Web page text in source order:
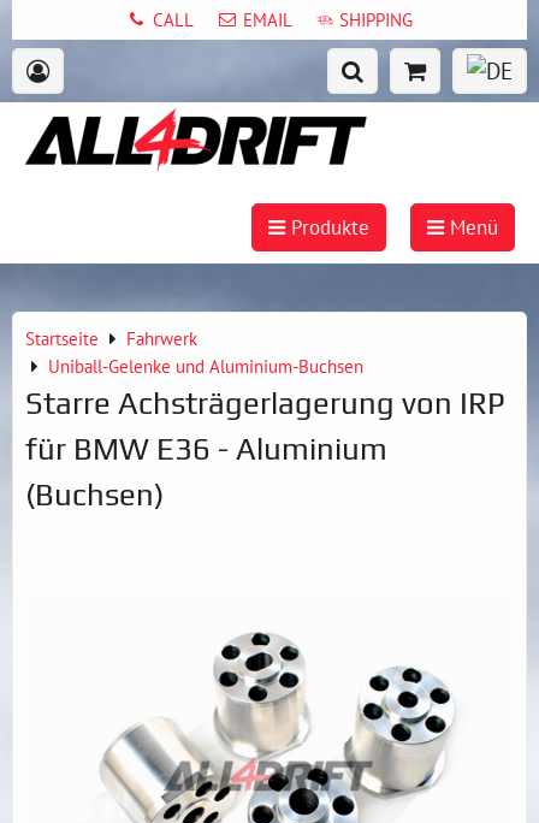
CALL EMAIL SHIPPING
Produkte Menü
Startseite
Fahrwerk
Uniball-Gelenke und Aluminium-Buchsen
Starre Achsträgerlagerung von IRP
für BMW E36 - Aluminium
(Buchsen)